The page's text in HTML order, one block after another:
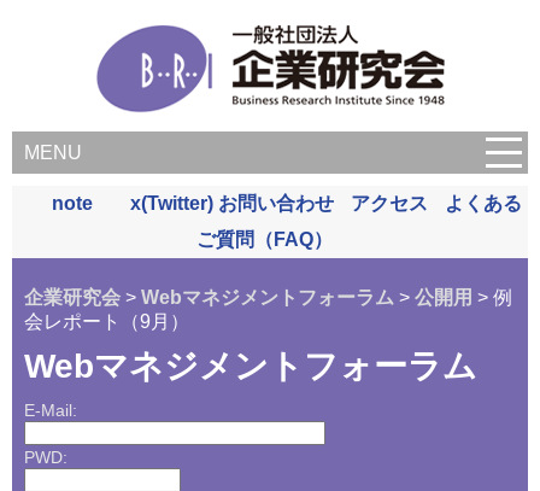
MENU
note x(Twitter) お問い合わせ アクセス
よくある
ご質問（FAQ）
企業研究会 > Webマネジメントフォーラム > 公開用 > 例
会レポート（9月）
Webマネジメントフォーラム
E-Mail:
PWD: